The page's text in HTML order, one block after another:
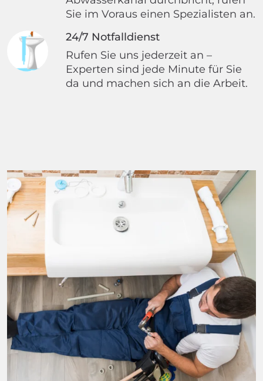
Sie im Voraus einen Spezialisten an.
24/7 Notfalldienst
Rufen Sie uns jederzeit an –
Experten sind jede Minute für Sie
da und machen sich an die Arbeit.